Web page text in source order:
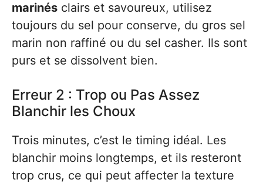
marinés clairs et savoureux, utilisez
toujours du sel pour conserve, du gros sel
marin non raffiné ou du sel casher. Ils sont
purs et se dissolvent bien.
Erreur 2 : Trop ou Pas Assez
Blanchir les Choux
Trois minutes, c’est le timing idéal. Les
blanchir moins longtemps, et ils resteront
trop crus, ce qui peut affecter la texture